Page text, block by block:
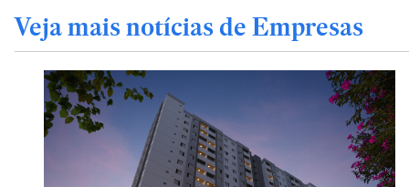
Veja mais notícias de Empresas